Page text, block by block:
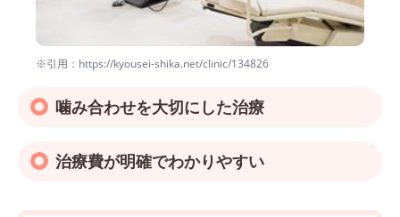
※引用：https://kyousei-shika.net/clinic/134826
噛み合わせを大切にした治療
治療費が明確でわかりやすい